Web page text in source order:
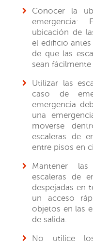
Conocer la
emergencia:
ubicación de
el edificio antes
de que las
sean fácilmente
Utilizar las
caso de
emergencia
una
moverse
escaleras de
entre pisos en
Mantener las
escaleras de
despejadas en
un acceso
objetos en las
de salida.
No utilice